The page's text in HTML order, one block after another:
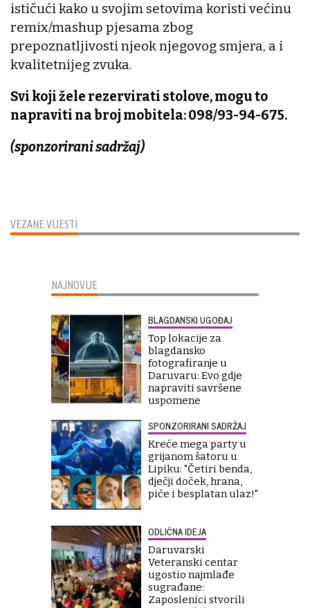
VEZANE VIJESTI
ističući kako u svojim setovima koristi većinu
remix/mashup pjesama zbog
prepoznatljivosti njeok njegovog smjera, a i
kvalitetnijeg zvuka.
Svi koji žele rezervirati stolove, mogu to
napraviti na broj mobitela: 098/93-94-675.
(sponzorirani sadržaj)
NAJNOVIJE
BLAGDANSKI UGOĐAJ
Top lokacije za
blagdansko
fotografiranje u
Daruvaru: Evo gdje
napraviti savršene
uspomene
SPONZORIRANI SADRŽAJ
Kreće mega party u
grijanom šatoru u
Lipiku: "Četiri benda,
dječji doček, hrana,
piće i besplatan ulaz!"
ODLIČNA IDEJA
Daruvarski
Veteranski centar
ugostio najmlađe
sugrađane:
Zaposlenici stvorili